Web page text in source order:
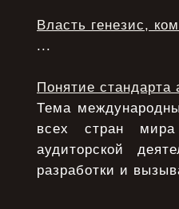
Власть генезис,
...
Понятие стандарта
Тема
всех стран
аудиторской
разработки и